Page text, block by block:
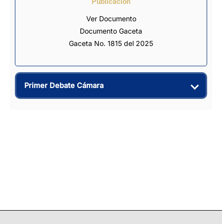
Ver Documento
Documento Gaceta
Gaceta No. 1815 del 2025
Primer Debate Cámara